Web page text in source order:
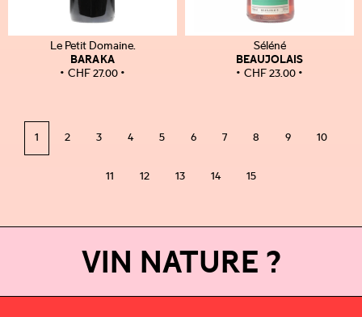
Le Petit Domaine.
BARAKA
CHF27.00
Séléné
BEAUJOLAIS
CHF23.00
1 2 3 4 5 6 7 8 9 10
11 12 13 14 15
VIN NATURE ?